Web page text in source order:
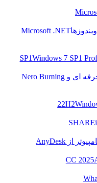
Microsoft .NET
Windows 7 SP1
Nero Burning
از AnyDesk